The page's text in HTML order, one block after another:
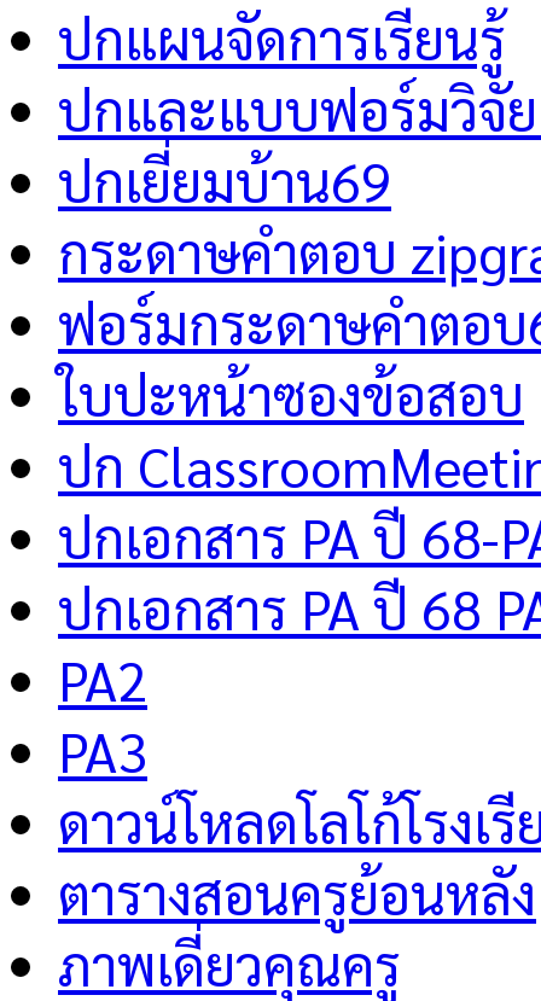
ปกแผนจัดการเรียนรู้
ปกและแบบฟอร์มวิจั
ปกเยี่ยมบ้าน69
กระดาษคำตอบ
ฟอร์มกระดาษคำตอบ
ใบปะหน้าซองข้อสอบ
ปก
ปกเอกสาร PA ปี 68-
ปกเอกสาร PA ปี 68
PA2
PA3
ดาวน์โหลดโลโก้โรงเ
ตารางสอนครูย้อนหลัง
ภาพเดี่ยวคุณครู